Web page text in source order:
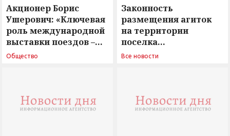
Акционер Борис
Ушерович: «Ключевая
роль международной
выставки поездов –
поиск ответов на
Общество
Законность
размещения агиток
на территории
поселка
Новосергиевка
Все новости